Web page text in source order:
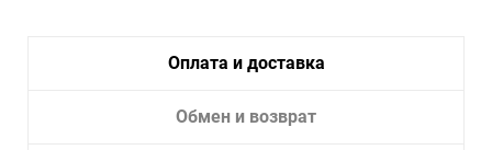
Оплата и доставка
Обмен и возврат